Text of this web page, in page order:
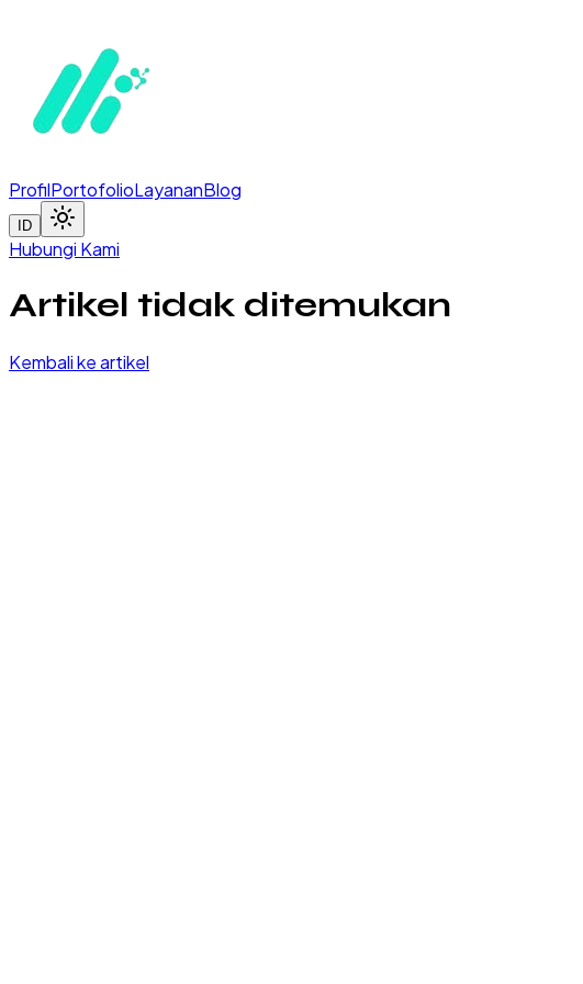
ProfilPortofolioLayananBlog
ID
Hubungi Kami
Artikel tidak ditemukan
Kembali ke artikel